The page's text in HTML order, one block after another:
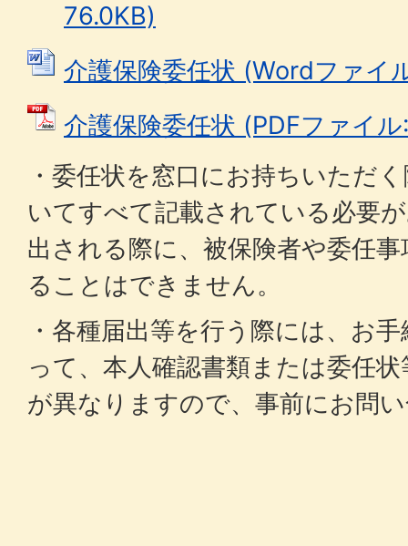
76.0KB)
介護保険委任状 (Wordファイ
介護保険委任状 (PDFファイ
・委任状を窓口にお持ちいただ
いてすべて記載されている必要
出される際に、被保険者や委任
ることはできません。
・各種届出等を行う際には、お
って、本人確認書類または委任
が異なりますので、事前にお問